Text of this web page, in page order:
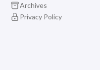
Archives
Privacy Policy